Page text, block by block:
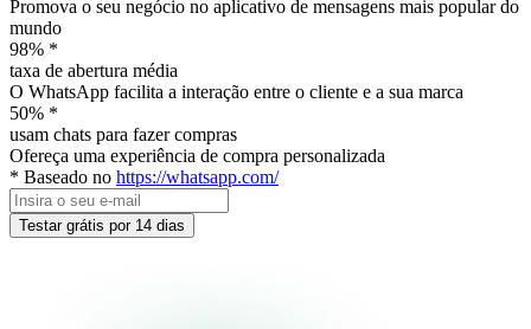
Promova o seu negócio no aplicativo de mensagens mais popular do
mundo
98% *
taxa de abertura média
O WhatsApp facilita a interação entre o cliente e a sua marca
50% *
usam chats para fazer compras
Ofereça uma experiência de compra personalizada
* Baseado no https://whatsapp.com/
Testar grátis por 14 dias